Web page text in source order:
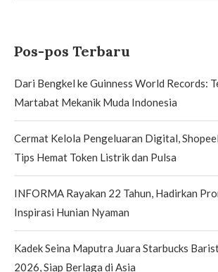
Pos-pos Terbaru
Dari Bengkel ke Guinness World Records:
Martabat Mekanik Muda Indonesia
Cermat Kelola Pengeluaran Digital,
Tips Hemat Token Listrik dan Pulsa
INFORMA Rayakan 22 Tahun, Hadirkan
Inspirasi Hunian Nyaman
Kadek Seina Maputra Juara Starbucks
2026, Siap Berlaga di Asia